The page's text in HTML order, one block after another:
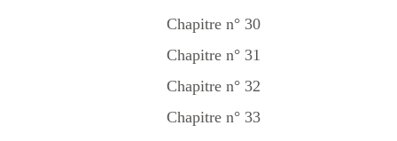
Chapitre n° 30
Chapitre n° 31
Chapitre n° 32
Chapitre n° 33